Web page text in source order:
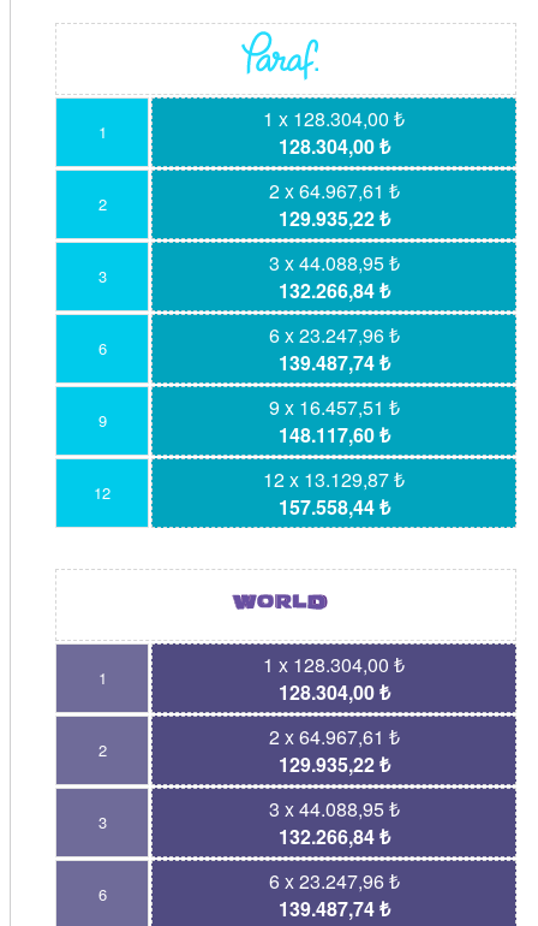
1
1 x 128.304,00 ₺
128.304,00 ₺
2
2 x 64.967,61 ₺
129.935,22 ₺
3
3 x 44.088,95 ₺
132.266,84 ₺
6
6 x 23.247,96 ₺
139.487,74 ₺
9
9 x 16.457,51 ₺
148.117,60 ₺
12
12 x 13.129,87 ₺
157.558,44 ₺
1
1 x 128.304,00 ₺
128.304,00 ₺
2
2 x 64.967,61 ₺
129.935,22 ₺
3
3 x 44.088,95 ₺
132.266,84 ₺
6
6 x 23.247,96 ₺
139.487,74 ₺